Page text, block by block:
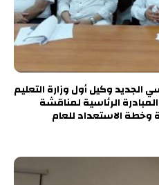
الجديد وكيل أول وزارة التعليم
الرئاسية لمناقشة
وخطة الاستعداد للعام